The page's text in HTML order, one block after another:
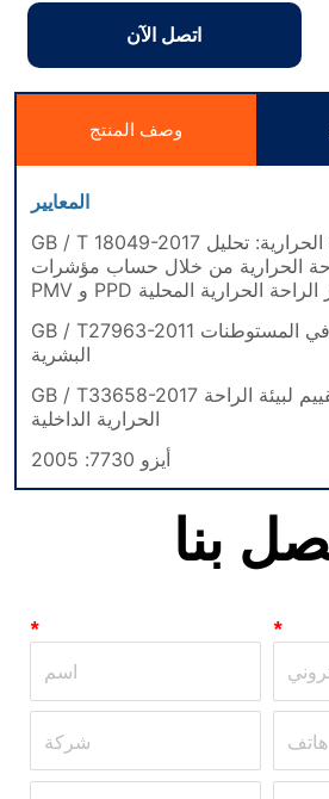
اتصل الآن
وصف المنتج
بنا
* *